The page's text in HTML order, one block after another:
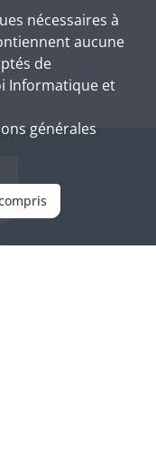
nécessaires à
aucune
de
Informatique et
générales